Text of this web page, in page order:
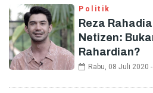
Politik
Reza
Netizen:
Rahardian?
Rabu, 08 Juli 2020